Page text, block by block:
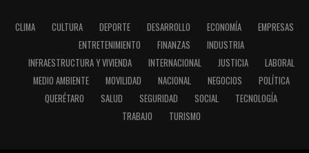
CLIMA CULTURA DEPORTE DESARROLLO ECONOMÍA
EMPRESAS
ENTRETENIMIENTO
FINANZAS
INDUSTRIA
INFRAESTRUCTURA Y VIVIENDA
INTERNACIONAL JUSTICIA
LABORAL
MEDIO AMBIENTE
MOVILIDAD NACIONAL NEGOCIOS
POLÍTICA
QUERÉTARO
SALUD SEGURIDAD SOCIAL
TECNOLOGÍA
TRABAJO
TURISMO